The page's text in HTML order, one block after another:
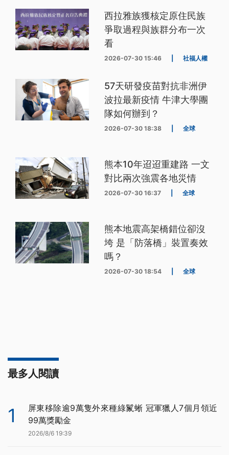
西拉雅族獲核定原住民族
爭取過程與族群分布一次
看
2026-07-30 15:46 社福人權
57天研發疫苗對抗非洲伊
波拉最新疫情 牛津大學團
隊如何辦到？
2026-07-30 18:38 全球
熊本10年迢迢重建路 一文
對比兩次強震各地災情
2026-07-30 16:37 全球
熊本地震高架橋錯位卻沒
垮 是「防落橋」裝置奏效
嗎？
2026-07-30 18:54 全球
最多人閱讀
1
屏東移除逾9萬隻外來種綠鬣蜥 冠軍獵人7個月領近
99萬獎勵金
2026/8/6 19:39